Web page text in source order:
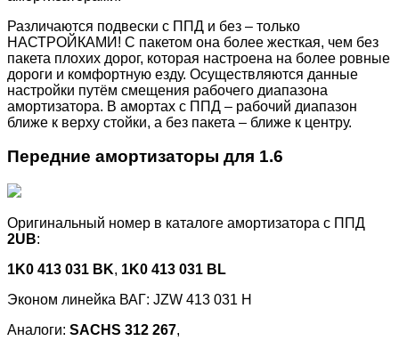
Различаются подвески с ППД и без – только
НАСТРОЙКАМИ! С пакетом она более жесткая, чем без
пакета плохих дорог, которая настроена на более ровные
дороги и комфортную езду. Осуществляются данные
настройки путём смещения рабочего диапазона
амортизатора. В амортах с ППД – рабочий диапазон
ближе к верху стойки, а без пакета – ближе к центру.
Передние амортизаторы для 1.6
Оригинальный номер в каталоге амортизатора с ППД
2UB:
1K0 413 031 BK, 1K0 413 031 BL
Эконом линейка ВАГ: JZW 413 031 H
Аналоги: SACHS 312 267,